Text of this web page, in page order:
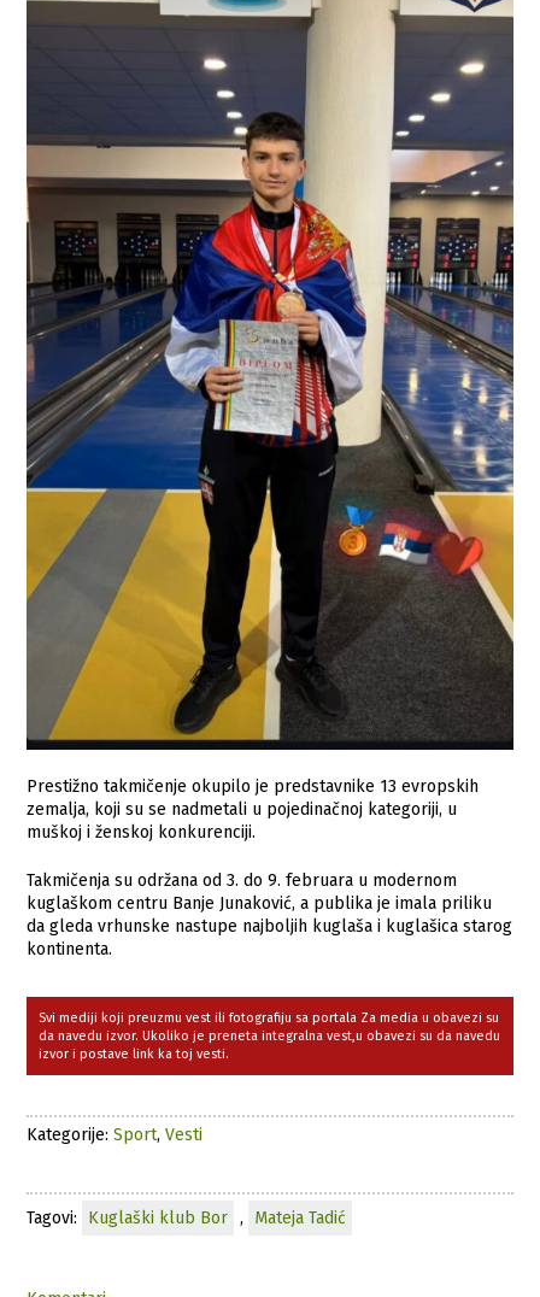
Prestižno takmičenje okupilo je predstavnike 13 evropskih
zemalja, koji su se nadmetali u pojedinačnoj kategoriji, u
muškoj i ženskoj konkurenciji.
Takmičenja su održana od 3. do 9. februara u modernom
kuglaškom centru Banje Junaković, a publika je imala priliku
da gleda vrhunske nastupe najboljih kuglaša i kuglašica starog
kontinenta.
Svi mediji koji preuzmu vest ili fotografiju sa portala Za media u obavezi su
da navedu izvor. Ukoliko je preneta integralna vest,u obavezi su da navedu
izvor i postave link ka toj vesti.
Kategorije:Sport,Vesti
Tagovi: Kuglaški klub Bor , Mateja Tadić